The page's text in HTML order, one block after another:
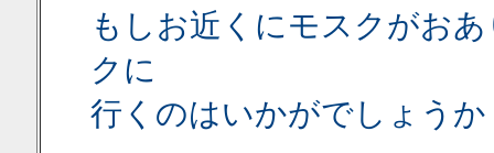
もしお近くにモスクがお
クに
行くのはいかがでしょうか